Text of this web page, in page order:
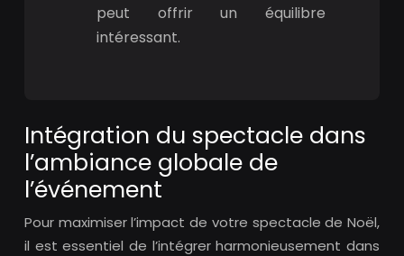
peut offrir un équilibre
intéressant.
Intégration du spectacle dans
l’ambiance globale de
l’événement
Pour maximiser l’impact de votre spectacle de Noël,
il est essentiel de l’intégrer harmonieusement dans